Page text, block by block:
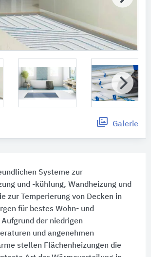
Galerie
Systeme zur
und -kühlung, Wandheizung und
zur Temperierung von Decken in
für bestes Wohn- und
der niedrigen
und angenehmen
stellen Flächenheizungen die